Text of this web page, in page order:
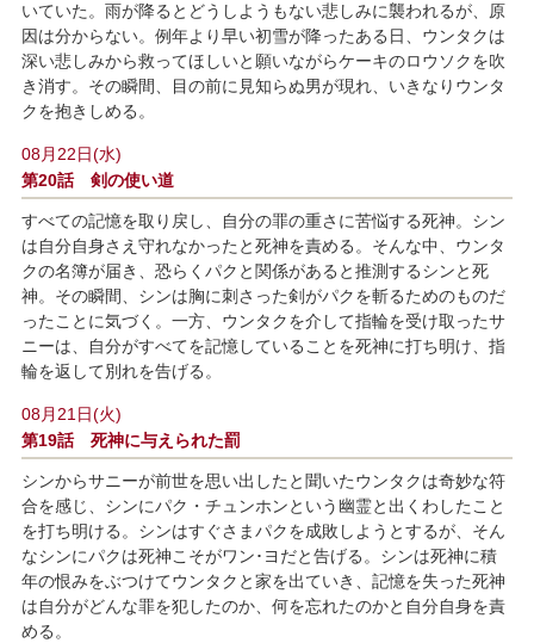
いていた。雨が降るとどうしようもない悲しみに襲われるが、原
因は分からない。例年より早い初雪が降ったある日、ウンタクは
深い悲しみから救ってほしいと願いながらケーキのロウソクを吹
き消す。その瞬間、目の前に見知らぬ男が現れ、いきなりウンタ
クを抱きしめる。
08月22日(水)
第20話 剣の使い道
すべての記憶を取り戻し、自分の罪の重さに苦悩する死神。シン
は自分自身さえ守れなかったと死神を責める。そんな中、ウンタ
クの名簿が届き、恐らくパクと関係があると推測するシンと死
神。その瞬間、シンは胸に刺さった剣がパクを斬るためのものだ
ったことに気づく。一方、ウンタクを介して指輪を受け取ったサ
ニーは、自分がすべてを記憶していることを死神に打ち明け、指
輪を返して別れを告げる。
08月21日(火)
第19話 死神に与えられた罰
シンからサニーが前世を思い出したと聞いたウンタクは奇妙な符
合を感じ、シンにパク・チュンホンという幽霊と出くわしたこと
を打ち明ける。シンはすぐさまパクを成敗しようとするが、そん
なシンにパクは死神こそがワン･ヨだと告げる。シンは死神に積
年の恨みをぶつけてウンタクと家を出ていき、記憶を失った死神
は自分がどんな罪を犯したのか、何を忘れたのかと自分自身を責
める。